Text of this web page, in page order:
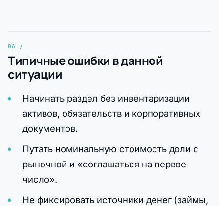
Типичные ошибки в данной
ситуации
Начинать раздел без инвентаризации
активов, обязательств и корпоративных
документов.
Путать номинальную стоимость доли с
рыночной и «соглашаться на первое
число».
Не фиксировать источники денег (займы,